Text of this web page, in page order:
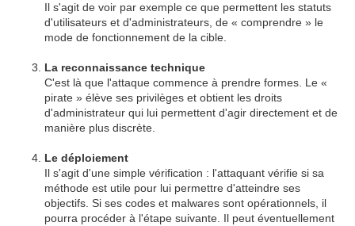
Il s'agit de voir par exemple ce que permettent les statuts
d'utilisateurs et d'administrateurs, de « comprendre » le
mode de fonctionnement de la cible.
La reconnaissance technique
C'est là que l'attaque commence à prendre formes. Le «
pirate » élève ses privilèges et obtient les droits
d'administrateur qui lui permettent d'agir directement et de
manière plus discrète.
Le déploiement
Il s'agit d'une simple vérification : l'attaquant vérifie si sa
méthode est utile pour lui permettre d'atteindre ses
objectifs. Si ses codes et malwares sont opérationnels, il
pourra procéder à l'étape suivante. Il peut éventuellement